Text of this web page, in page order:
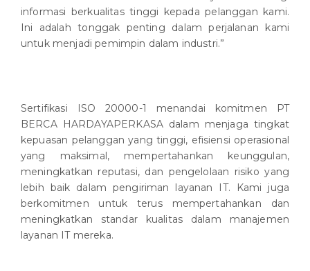
informasi berkualitas tinggi kepada pelanggan kami.
Ini adalah tonggak penting dalam perjalanan kami
untuk menjadi pemimpin dalam industri.”
Sertifikasi ISO 20000-1 menandai komitmen PT
BERCA HARDAYAPERKASA dalam menjaga tingkat
kepuasan pelanggan yang tinggi, efisiensi operasional
yang maksimal, mempertahankan keunggulan,
meningkatkan reputasi, dan pengelolaan risiko yang
lebih baik dalam pengiriman layanan IT. Kami juga
berkomitmen untuk terus mempertahankan dan
meningkatkan standar kualitas dalam manajemen
layanan IT mereka.